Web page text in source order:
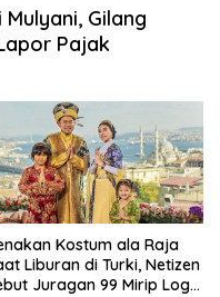
Gilang
Pajak
Kostum ala Raja
Liburan di Turki, Netizen
Juragan 99 Mirip Logo